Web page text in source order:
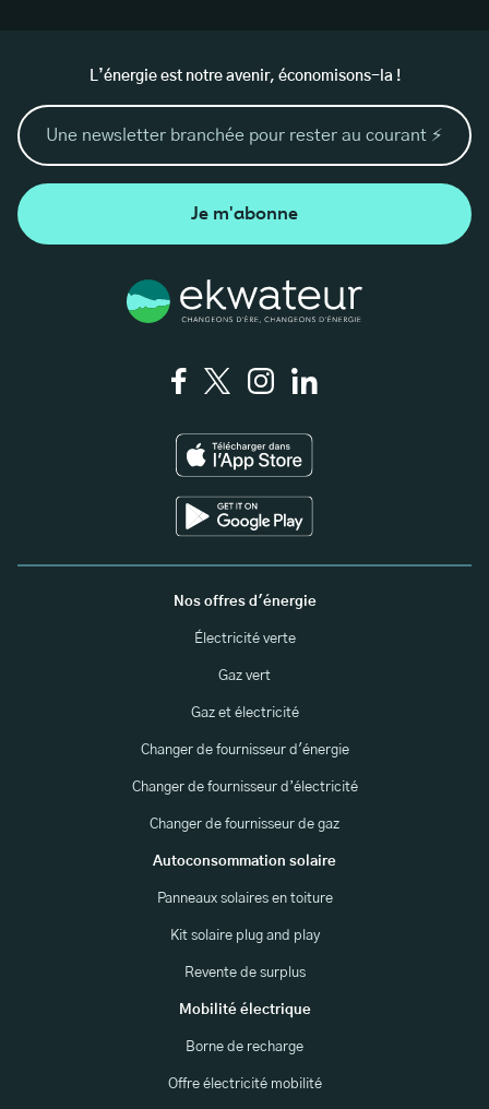
L’énergie est notre avenir, économisons-la !
Je m'abonne
Nos offres d'énergie
Électricité verte
Gaz vert
Gaz et électricité
Changer de fournisseur d'énergie
Changer de fournisseur d’électricité
Changer de fournisseur de gaz
Autoconsommation solaire
Panneaux solaires en toiture
Kit solaire plug and play
Revente de surplus
Mobilité électrique
Borne de recharge
Offre électricité mobilité